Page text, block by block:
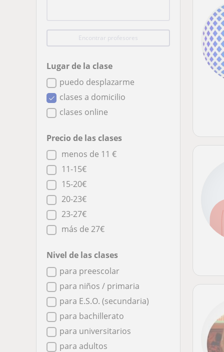
Encontrar profesores
Lugar de la clase
puedo desplazarme
clases a domicilio
clases online
Precio de las clases
menos de 11 €
11-15€
15-20€
20-23€
23-27€
más de 27€
Nivel de las clases
para preescolar
para niños / primaria
para E.S.O. (secundaria)
para bachillerato
para universitarios
para adultos